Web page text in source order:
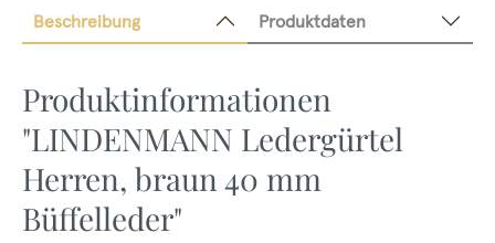
Beschreibung Produktdaten
Produktinformationen
"LINDENMANN Ledergürtel
Herren, braun 40 mm
Büffelleder"